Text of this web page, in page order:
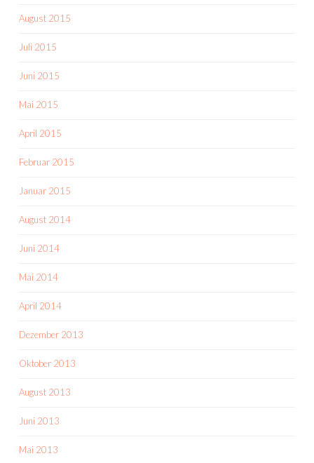
August 2015
Juli 2015
Juni 2015
Mai 2015
April 2015
Februar 2015
Januar 2015
August 2014
Juni 2014
Mai 2014
April 2014
Dezember 2013
Oktober 2013
August 2013
Juni 2013
Mai 2013